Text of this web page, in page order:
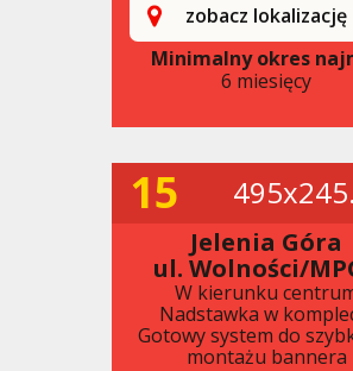
zobacz lokalizację
Minimalny okres
6 miesięcy
15
Jelenia Góra
ul. Wolności/
W kierunku
Nadstawka w
Gotowy system do
montażu bannera